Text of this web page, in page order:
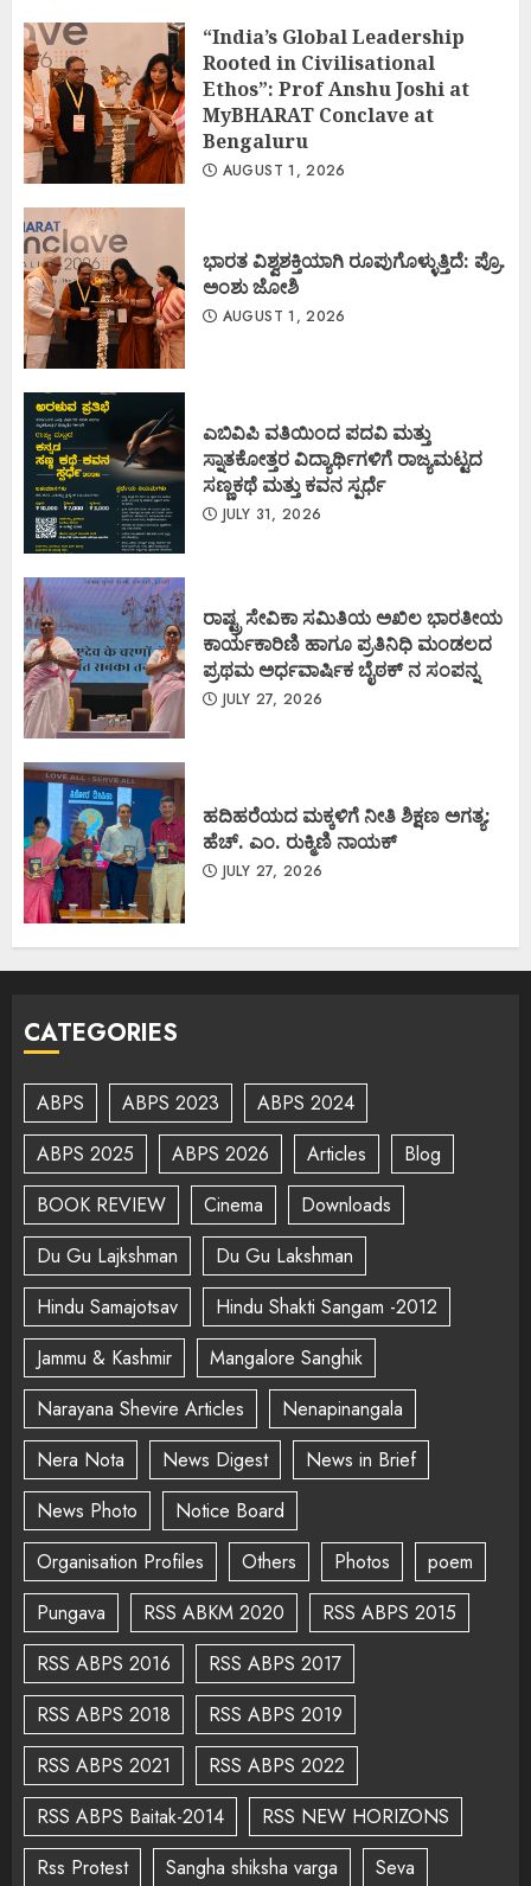
“India’s Global Leadership
Rooted in Civilisational
Ethos”: Prof Anshu Joshi at
MyBHARAT Conclave at
Bengaluru
AUGUST 1, 2026
ಭಾರತ ವಿಶ್ವಶಕ್ತಿಯಾಗಿ ರೂಪುಗೊಳ್ಳುತ್ತಿದೆ: ಪ್ರೊ.
ಅಂಶು ಜೋಶಿ
AUGUST 1, 2026
ಎಬಿವಿಪಿ ವತಿಯಿಂದ ಪದವಿ ಮತ್ತು
ಸ್ನಾತಕೋತ್ತರ ವಿದ್ಯಾರ್ಥಿಗಳಿಗೆ ರಾಜ್ಯಮಟ್ಟದ
ಸಣ್ಣಕಥೆ ಮತ್ತು ಕವನ ಸ್ಪರ್ಧೆ
JULY 31, 2026
ರಾಷ್ಟ್ರ ಸೇವಿಕಾ ಸಮಿತಿಯ ಅಖಿಲ ಭಾರತೀಯ
ಕಾರ್ಯಕಾರಿಣಿ ಹಾಗೂ ಪ್ರತಿನಿಧಿ ಮಂಡಲದ
ಪ್ರಥಮ ಅರ್ಧವಾರ್ಷಿಕ ಬೈಠಕ್ ನ ಸಂಪನ್ನ
JULY 27, 2026
ಹದಿಹರೆಯದ ಮಕ್ಕಳಿಗೆ ನೀತಿ ಶಿಕ್ಷಣ ಅಗತ್ಯ:
ಹೆಚ್. ಎಂ. ರುಕ್ಮಿಣಿ ನಾಯಕ್
JULY 27, 2026
CATEGORIES
ABPS ABPS 2023
ABPS 2024
ABPS 2025
ABPS 2026 Articles
Blog
BOOK REVIEW
Cinema
Downloads
Du Gu Lajkshman
Du Gu Lakshman
Hindu Samajotsav
Hindu Shakti Sangam -2012
Jammu & Kashmir
Mangalore Sanghik
Narayana Shevire Articles
Nenapinangala
Nera Nota
News Digest
News in Brief
News Photo
Notice Board
Organisation Profiles
Others Photos
poem
Pungava
RSS ABKM 2020
RSS ABPS 2015
RSS ABPS 2016
RSS ABPS 2017
RSS ABPS 2018
RSS ABPS 2019
RSS ABPS 2021
RSS ABPS 2022
RSS ABPS Baitak-2014
RSS NEW HORIZONS
Rss Protest
Sangha shiksha varga Seva